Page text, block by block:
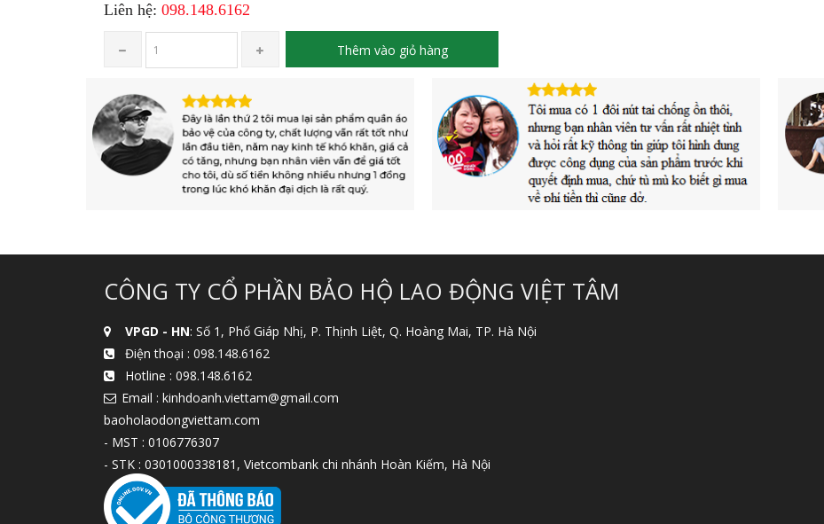
Liên hệ: 098.148.6162
Thêm vào giỏ hàng
CÔNG TY CỔ PHẦN BẢO HỘ LAO ĐỘNG VIỆT TÂM
VPGD - HN: Số 1, Phố Giáp Nhị, P. Thịnh Liệt, Q. Hoàng Mai, TP. Hà Nội
Điện thoại : 098.148.6162
Hotline : 098.148.6162
Email : kinhdoanh.viettam@gmail.com
baoholaodongviettam.com
- MST : 0106776307
- STK : 0301000338181, Vietcombank chi nhánh Hoàn Kiếm, Hà Nội